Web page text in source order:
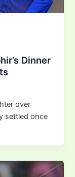
Dinner
over
settled once